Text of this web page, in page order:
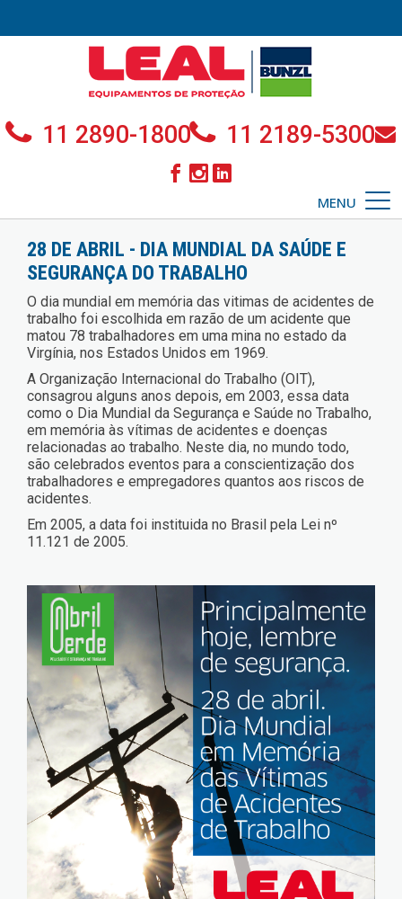
11 2890-1800 11 2189-5300
MENU
28 DE ABRIL - DIA MUNDIAL DA SAÚDE E
SEGURANÇA DO TRABALHO
O dia mundial em memória das vitimas de acidentes de
trabalho foi escolhida em razão de um acidente que
matou 78 trabalhadores em uma mina no estado da
Virgínia, nos Estados Unidos em 1969.
A Organização Internacional do Trabalho (OIT),
consagrou alguns anos depois, em 2003, essa data
como o Dia Mundial da Segurança e Saúde no Trabalho,
em memória às vítimas de acidentes e doenças
relacionadas ao trabalho. Neste dia, no mundo todo,
são celebrados eventos para a conscientização dos
trabalhadores e empregadores quantos aos riscos de
acidentes.
Em 2005, a data foi instituida no Brasil pela Lei nº
11.121 de 2005.